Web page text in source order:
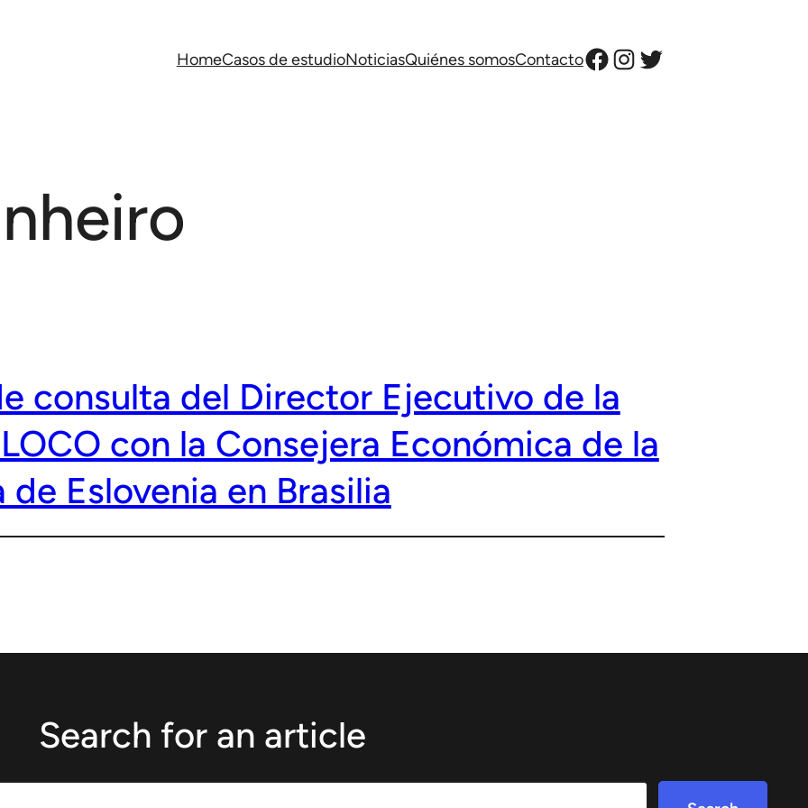
HomeCasos de estudioNoticiasQuiénes somosContactoFacebook
Instagram
Twitter
consulta del Director Ejecutivo de la
con la Consejera Económica de la
de Eslovenia en Brasilia
Search for an article